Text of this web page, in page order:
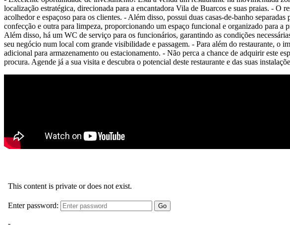
localização estratégica, direcionada para a encantadora Vila de Buarcos e suas praias. - O
acolhedor e espaçoso para os clientes. - Além disso, possui duas casas-de-banho
confecção e outra para limpeza, proporcionando um espaço funcional e organizado para a
Além disso, há um WC de serviço para os funcionários, garantindo as condições
seu negócio num local com grande visibilidade e passagem. - Para além do restaurante,
adicional para armazenamento ou estacionamento. - Não perca a chance de adquirir este
procura. Agende já a sua visita e descubra o potencial deste restaurante e das suas